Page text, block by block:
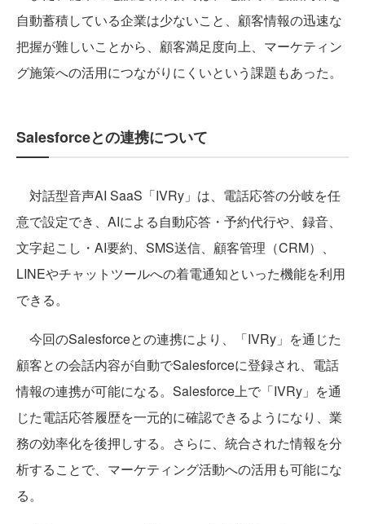
自動蓄積している企業は少ないこと、顧客情報の迅速な
把握が難しいことから、顧客満足度向上、マーケティン
グ施策への活用につながりにくいという課題もあった。
Salesforceとの連携について
対話型音声AI SaaS「IVRy」は、電話応答の分岐を任
意で設定でき、AIによる自動応答・予約代行や、録音、
文字起こし・AI要約、SMS送信、顧客管理（CRM）、
LINEやチャットツールへの着電通知といった機能を利用
できる。
今回のSalesforceとの連携により、「IVRy」を通じた
顧客との会話内容が自動でSalesforceに登録され、電話
情報の連携が可能になる。Salesforce上で「IVRy」を通
じた電話応答履歴を一元的に確認できるようになり、業
務の効率化を後押しする。さらに、統合された情報を分
析することで、マーケティング活動への活用も可能にな
る。